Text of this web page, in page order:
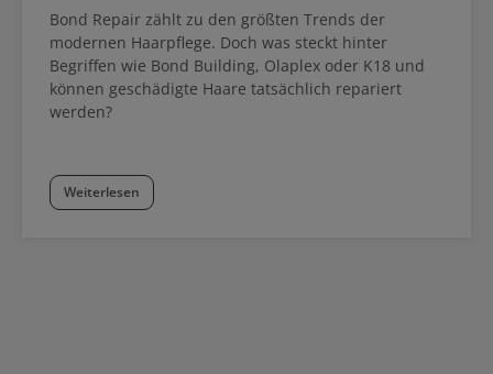
Bond Repair zählt zu den größten Trends der
modernen Haarpflege. Doch was steckt hinter
Begriffen wie Bond Building, Olaplex oder K18 und
können geschädigte Haare tatsächlich repariert
werden?
Weiterlesen